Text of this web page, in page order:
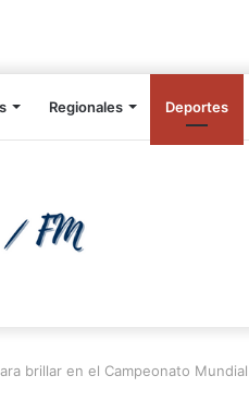
Regionales Deportes
brillar en el Campeonato